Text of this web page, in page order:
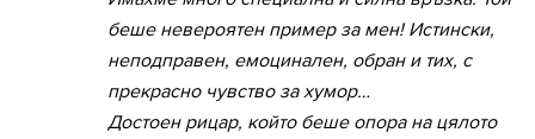
беше невероятен пример за мен! Истински,
неподправен, емоцинален, обран и тих, с
прекрасно чувство за хумор…
Достоен рицар, който беше опора на цялото